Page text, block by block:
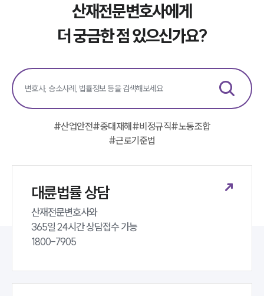
언론보도
공지사항
법률 블로그
법률서식
세미나
대륜법률상담예약
대륜법률상담예약
산재전문변호사에게
더 궁금한 점 있으신가요?
#산업안전#중대재해 #비정규직#노동조합
#근로기준법
대륜법률 상담
산재전문변호사와
365일 24시간 상담접수 가능
1800-7905